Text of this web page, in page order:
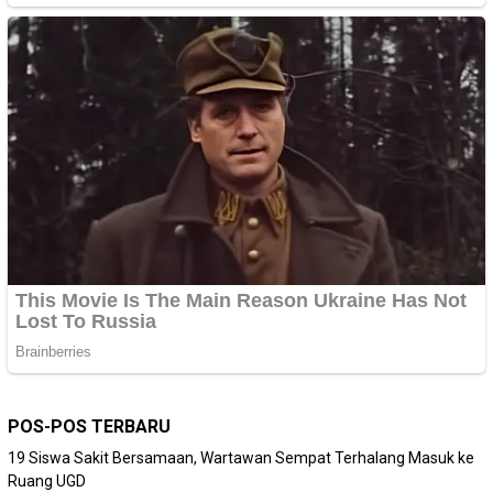
POS-POS TERBARU
19 Siswa Sakit Bersamaan, Wartawan Sempat Terhalang Masuk ke
Ruang UGD